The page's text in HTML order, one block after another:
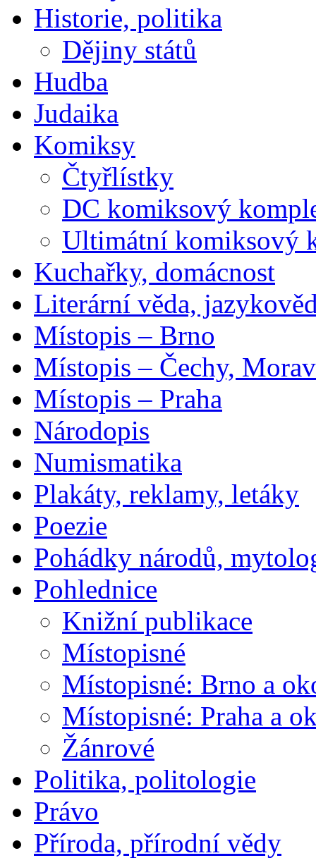
Historie, politika
Dějiny států
Hudba
Judaika
Komiksy
Čtyřlístky
DC komiksový
Ultimátní komiksový
Kuchařky, domácnost
Literární věda,
Místopis – Brno
Místopis – Čechy,
Místopis – Praha
Národopis
Numismatika
Plakáty, reklamy, letáky
Poezie
Pohádky národů,
Pohlednice
Knižní publikace
Místopisné
Místopisné: Brno a
Místopisné: Praha a
Žánrové
Politika, politologie
Právo
Příroda, přírodní vědy